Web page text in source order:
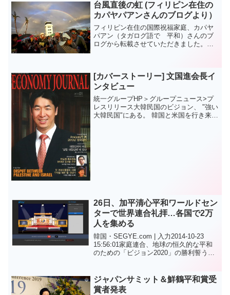
台風直後の虹 (フィリピン在住の
カパヤパアンさんのブログより）
フィリピン在住の国際祝福家庭、カパヤ
パアン（タガログ語で 平和）さんのブ
ログから転載させていただきました。ワ
た、そ...
[カバーストーリー] 文国進会長イ
ンタビュー
統一グループHP＞グループニュース>プ
レスリリース大韓民国のビジョン、 "強い
大韓民国"にある。 韓国と米国を行き来す
26日、加平清心平和ワールドセン
ターで世界連合礼拝…各国で2万
人を集める
韓国・SEGYE.com | 入力2014-10-23
15:56:01家庭連合、地球の恒久的な平和
のための「ビジョン2020」の勝利誓う地
理想を繰...
ジャパンサミット＆鮮鶴平和賞受
賞者発表